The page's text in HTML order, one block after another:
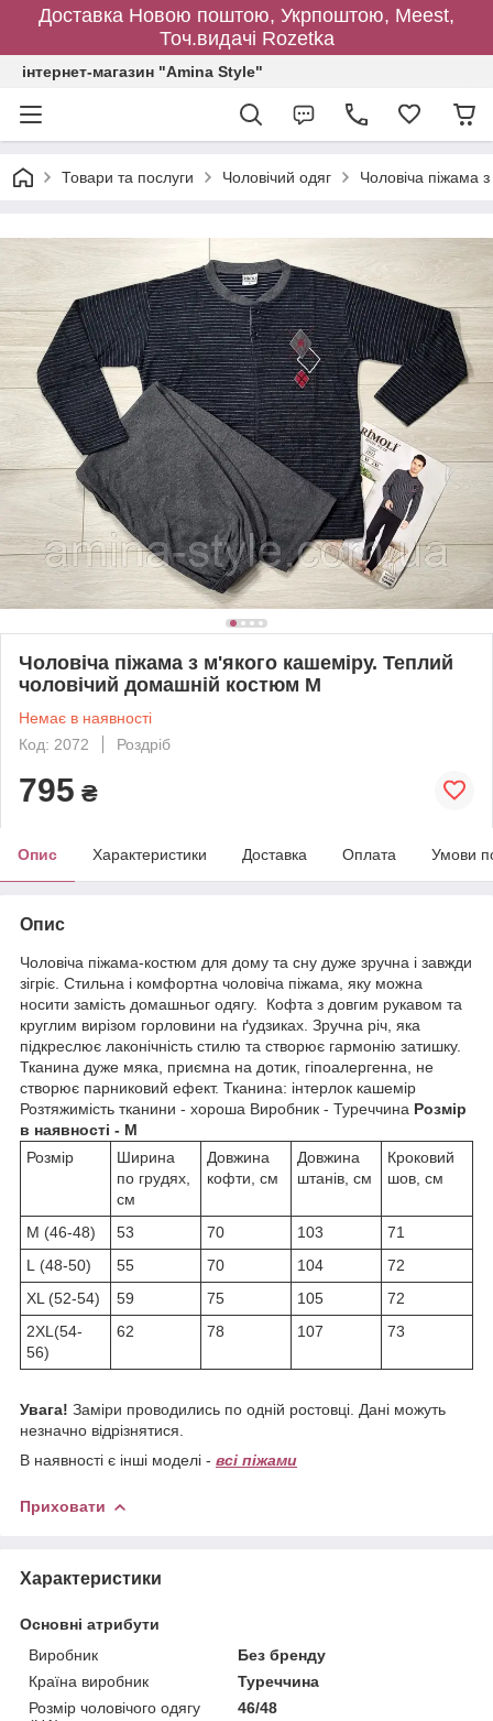
Доставка Новою поштою, Укрпоштою, Meest,
Точ.видачі Rozetka
інтернет-магазин "Amina Style"
Товари та послуги Чоловічий одяг Чоловіча піжама
Чоловіча піжама з м'якого кашеміру. Теплий
чоловічий домашній костюм М
Немає в наявності
Код: 2072
Роздріб
795 ₴
Опис Характеристики Доставка Оплата Умови
Опис
Чоловіча піжама-костюм для дому та сну дуже зручна і завжди
зігріє. Стильна і комфортна чоловіча піжама, яку можна
носити замість домашньог одягу. Кофта з довгим рукавом та
круглим вирізом горловини на ґудзиках. Зручна річ, яка
підкреслює лаконічність стилю та створює гармонію затишку.
Тканина дуже мяка, приємна на дотик, гіпоалергенна, не
створює парниковий ефект. Тканина: інтерлок кашемір
Розтяжимість тканини - хороша Виробник - Туреччина Розмір
в наявності - М
Розмір
Ширина
по грудях,
см
Довжина
кофти, см
Довжина
штанів, см
Кроковий
шов, см
М (46-48) 53 70 103
71
L (48-50)
55 70 104
72
ХL (52-54)
59 75 105
72
2XL(54-
56)
62 78 107 73
Увага! Заміри проводились по одній ростовці. Дані можуть
незначно відрізнятися.
В наявності є інші моделі - всі піжами
Приховати
Характеристики
Основні атрибути
Виробник
Без бренду
Країна виробник
Туреччина
Розмір чоловічого одягу
46/48